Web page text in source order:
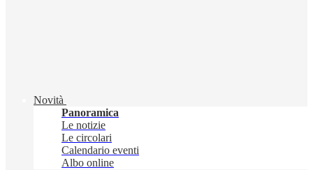
Novità
Panoramica
Le notizie
Le circolari
Calendario eventi
Albo online